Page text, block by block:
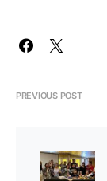
PREVIOUS POST